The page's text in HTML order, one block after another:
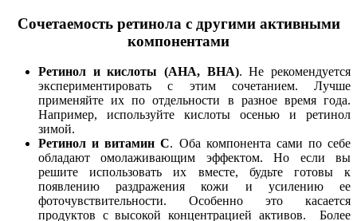
Сочетаемость ретинола с другими активными
компонентами
Ретинол и кислоты (AHA, BHA). Не рекомендуется
экспериментировать с этим сочетанием. Лучше
применяйте их по отдельности в разное время года.
Например, используйте кислоты осенью и ретинол
зимой.
Ретинол и витамин С. Оба компонента сами по себе
обладают омолаживающим эффектом. Но если вы
решите использовать их вместе, будьте готовы к
появлению раздражения кожи и усилению ее
фоточувствительности. Особенно это касается
продуктов с высокой концентрацией активов. Более